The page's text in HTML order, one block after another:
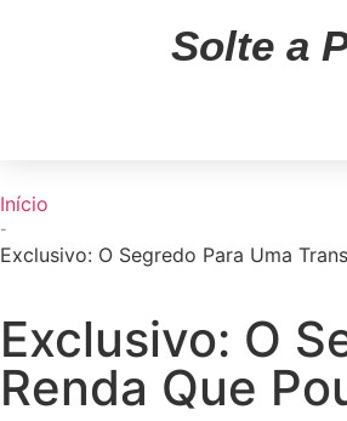
Solte a
Início
-
Exclusivo: O Segredo Para Uma
Exclusivo: O
Renda Que